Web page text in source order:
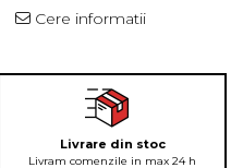
Cere informatii
Livrare din stoc
Livram comenzile in max 24 h